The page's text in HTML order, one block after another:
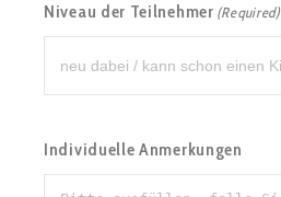
Niveau der Teilnehmer (Required)
Individuelle Anmerkungen